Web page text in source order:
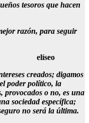
tesoros que hacen
razón, para seguir
elíseo
creados; digamos
poder político, la
provocados o no, es una
sociedad específica;
no será la última.